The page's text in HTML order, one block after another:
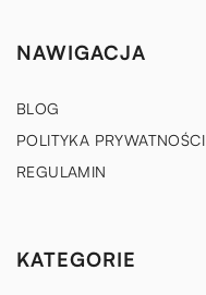
NAWIGACJA
BLOG
POLITYKA PRYWATNOŚCI
REGULAMIN
KATEGORIE